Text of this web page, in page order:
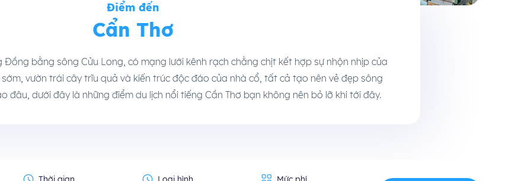
Điểm đến
Cẩn Thơ
Đồng bằng sông Cửu Long, có mạng lưới kênh rạch chằng chịt kết hợp sự nhộn nhịp của
vườn trái cây trĩu quả và kiến trúc độc đáo của nhà cổ, tất cả tạo nên vẻ đẹp sông
đâu, dưới đây là những điểm du lịch nổi tiếng Cần Thơ bạn không nên bỏ lỡ khi tới đây.